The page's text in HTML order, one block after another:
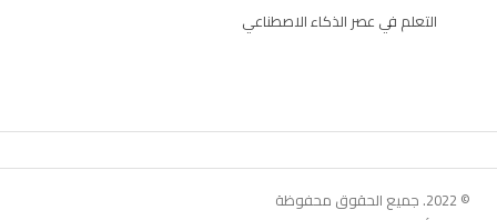
التعلم في عصر الذكاء الاصطناعي
© 2022. جميع الحقوق محفوظة